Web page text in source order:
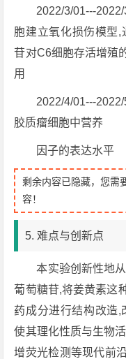
2022/3/01---
胞建立氧化损伤模型,
苷对C6细胞存活增殖
用
2022/4/01---
胶质瘤细胞中营养
因子的表达水平
剩余内容已隐藏，您需
容！
5. 难点与创新点
本实验创新性地
葡萄糖苷,将姜黄素这
药成分进行结构改造,
使其理化性质与生物
增荧光检测等现代前